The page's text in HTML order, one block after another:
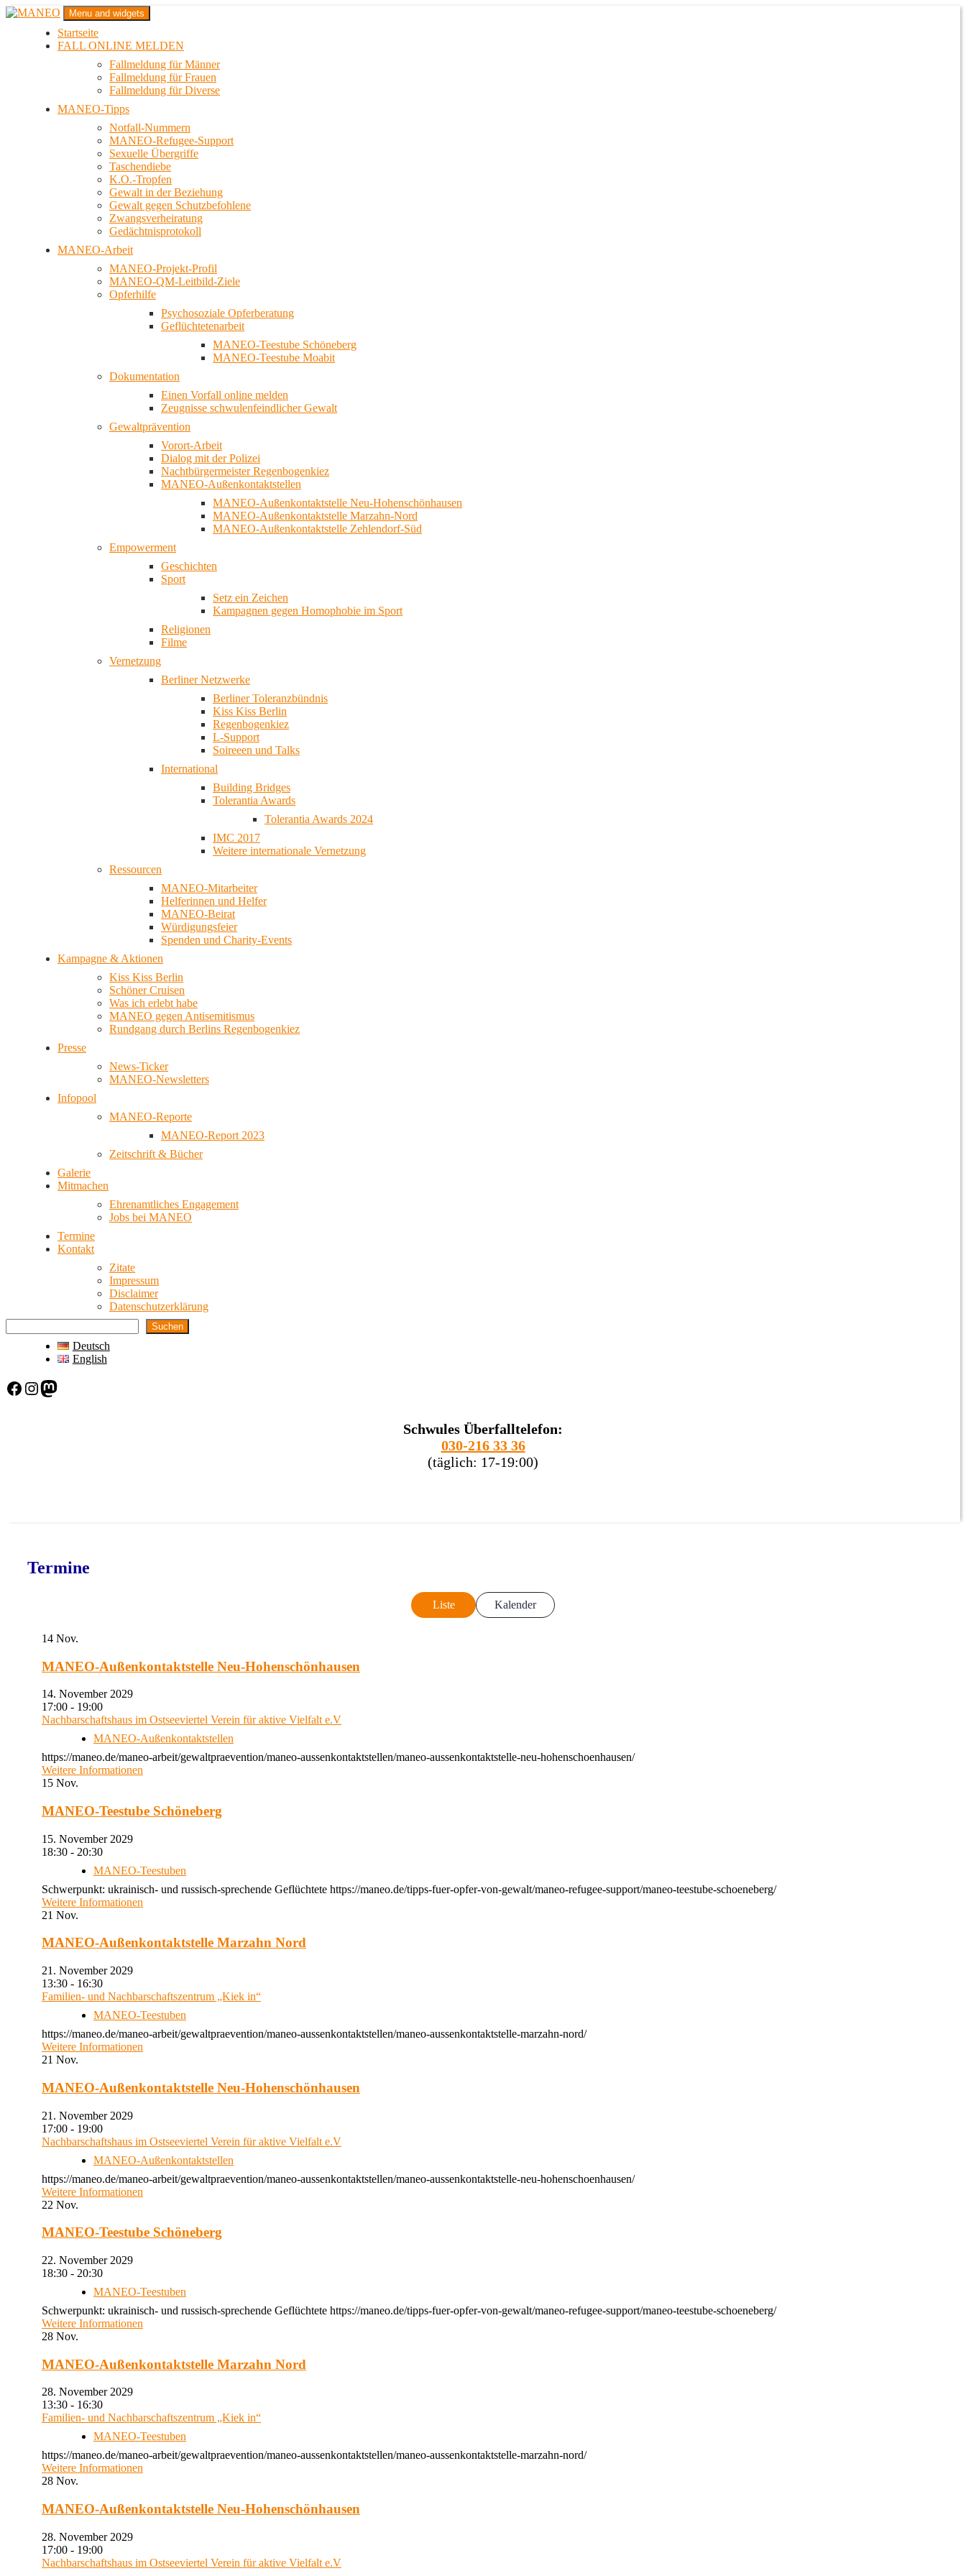
Zum
MANEO
Das schwule Anti-Gewalt-Projekt in Berlin
Menu and widgets
Startseite
FALL ONLINE MELDEN
Fallmeldung für Männer
Fallmeldung für Frauen
Fallmeldung für Diverse
MANEO-Tipps
Notfall-Nummern
MANEO-Refugee-Support
Sexuelle Übergriffe
Taschendiebe
K.O.-Tropfen
Gewalt in der Beziehung
Gewalt gegen Schutzbefohlene
Zwangsverheiratung
Gedächtnisprotokoll
MANEO-Arbeit
MANEO-Projekt-Profil
MANEO-QM-Leitbild-Ziele
Opferhilfe
Psychosoziale Opferberatung
Geflüchtetenarbeit
MANEO-Teestube Schöneberg
MANEO-Teestube Moabit
Dokumentation
Einen Vorfall online melden
Zeugnisse schwulenfeindlicher Gewalt
Gewaltprävention
Vorort-Arbeit
Dialog mit der Polizei
Nachtbürgermeister Regenbogenkiez
MANEO-Außenkontaktstellen
MANEO-Außenkontaktstelle Neu-Hohenschönhausen
MANEO-Außenkontaktstelle Marzahn-Nord
MANEO-Außenkontaktstelle Zehlendorf-Süd
Empowerment
Geschichten
Sport
Setz ein Zeichen
Kampagnen gegen Homophobie im Sport
Religionen
Filme
Vernetzung
Berliner Netzwerke
Berliner Toleranzbündnis
Kiss Kiss Berlin
Regenbogenkiez
L-Support
Soireeen und Talks
International
Building Bridges
Tolerantia Awards
Tolerantia Awards 2024
IMC 2017
Weitere internationale Vernetzung
Ressourcen
MANEO-Mitarbeiter
Helferinnen und Helfer
MANEO-Beirat
Würdigungsfeier
Spenden und Charity-Events
Kampagne & Aktionen
Kiss Kiss Berlin
Schöner Cruisen
Was ich erlebt habe
MANEO gegen Antisemitismus
Rundgang durch Berlins Regenbogenkiez
Presse
News-Ticker
MANEO-Newsletters
Infopool
MANEO-Reporte
MANEO-Report 2023
Zeitschrift & Bücher
Galerie
Mitmachen
Ehrenamtliches Engagement
Jobs bei MANEO
Termine
Kontakt
Zitate
Impressum
Disclaimer
Datenschutzerklärung
Suchen
Deutsch
English
Facebook Instagram Mastodon
Schwules Überfalltelefon:
030-216 33 36
(täglich: 17-19:00)
Termine
Liste Kalender
14 Nov.
MANEO-Außenkontaktstelle Neu-Hohenschönhausen
14. November 2029
17:00 - 19:00
Nachbarschaftshaus im Ostseeviertel Verein für aktive Vielfalt e.V
MANEO-Außenkontaktstellen
https://maneo.de/maneo-arbeit/gewaltpraevention/maneo-aussenkontaktstellen/maneo-aussenkontaktstelle-neu-hohenschoenhausen/
Weitere Informationen
15 Nov.
MANEO-Teestube Schöneberg
15. November 2029
18:30 - 20:30
MANEO-Teestuben
Schwerpunkt: ukrainisch- und russisch-sprechende Geflüchtete https://maneo.de/tipps-fuer-opfer-von-gewalt/maneo-refugee-support/maneo-teestube-schoeneberg/
Weitere Informationen
21 Nov.
MANEO-Außenkontaktstelle Marzahn Nord
21. November 2029
13:30 - 16:30
Familien- und Nachbarschaftszentrum „Kiek in“
MANEO-Teestuben
https://maneo.de/maneo-arbeit/gewaltpraevention/maneo-aussenkontaktstellen/maneo-aussenkontaktstelle-marzahn-nord/
Weitere Informationen
21 Nov.
MANEO-Außenkontaktstelle Neu-Hohenschönhausen
21. November 2029
17:00 - 19:00
Nachbarschaftshaus im Ostseeviertel Verein für aktive Vielfalt e.V
MANEO-Außenkontaktstellen
https://maneo.de/maneo-arbeit/gewaltpraevention/maneo-aussenkontaktstellen/maneo-aussenkontaktstelle-neu-hohenschoenhausen/
Weitere Informationen
22 Nov.
MANEO-Teestube Schöneberg
22. November 2029
18:30 - 20:30
MANEO-Teestuben
Schwerpunkt: ukrainisch- und russisch-sprechende Geflüchtete https://maneo.de/tipps-fuer-opfer-von-gewalt/maneo-refugee-support/maneo-teestube-schoeneberg/
Weitere Informationen
28 Nov.
MANEO-Außenkontaktstelle Marzahn Nord
28. November 2029
13:30 - 16:30
Familien- und Nachbarschaftszentrum „Kiek in“
MANEO-Teestuben
https://maneo.de/maneo-arbeit/gewaltpraevention/maneo-aussenkontaktstellen/maneo-aussenkontaktstelle-marzahn-nord/
Weitere Informationen
28 Nov.
MANEO-Außenkontaktstelle Neu-Hohenschönhausen
28. November 2029
17:00 - 19:00
Nachbarschaftshaus im Ostseeviertel Verein für aktive Vielfalt e.V